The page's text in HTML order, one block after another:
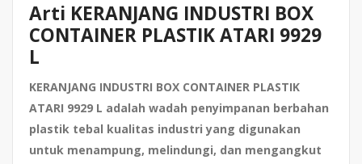
Arti KERANJANG INDUSTRI BOX
CONTAINER PLASTIK ATARI 9929
L
KERANJANG INDUSTRI BOX CONTAINER PLASTIK
ATARI 9929 L adalah wadah penyimpanan berbahan
plastik tebal kualitas industri yang digunakan
untuk menampung, melindungi, dan mengangkut